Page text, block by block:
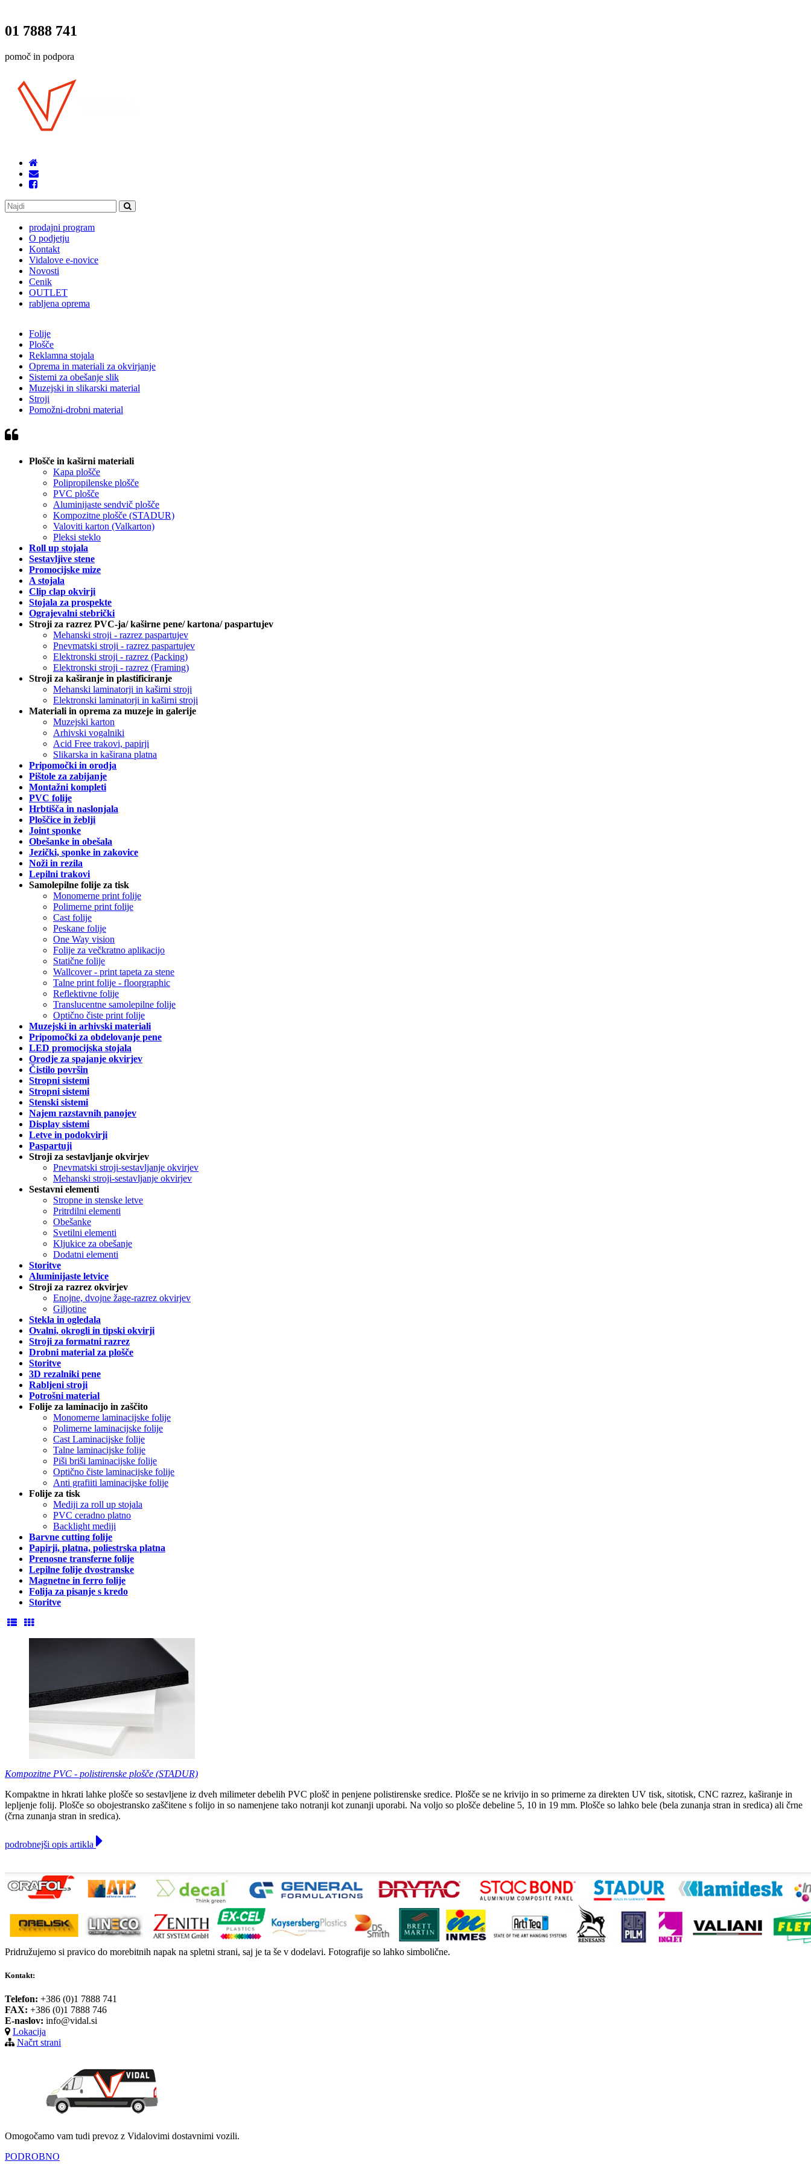
01 7888 741
pomoč in podpora
prodajni program
O podjetju
Kontakt
Vidalove e-novice
Novosti
Cenik
OUTLET
rabljena oprema
Folije
Plošče
Reklamna stojala
Oprema in materiali za okvirjanje
Sistemi za obešanje slik
Muzejski in slikarski material
Stroji
Pomožni-drobni material
Plošče in kaširni materiali
Kapa plošče
Polipropilenske plošče
PVC plošče
Aluminijaste sendvič plošče
Kompozitne plošče (STADUR)
Valoviti karton (Valkarton)
Pleksi steklo
Roll up stojala
Sestavljive stene
Promocijske mize
A stojala
Clip clap okvirji
Stojala za prospekte
Ograjevalni stebrički
Stroji za razrez PVC-ja/ kaširne pene/ kartona/ paspartujev
Mehanski stroji - razrez paspartujev
Pnevmatski stroji - razrez paspartujev
Elektronski stroji - razrez (Packing)
Elektronski stroji - razrez (Framing)
Stroji za kaširanje in plastificiranje
Mehanski laminatorji in kaširni stroji
Elektronski laminatorji in kaširni stroji
Materiali in oprema za muzeje in galerije
Muzejski karton
Arhivski vogalniki
Acid Free trakovi, papirji
Slikarska in kaširana platna
Pripomočki in orodja
Pištole za zabijanje
Montažni kompleti
PVC folije
Hrbtišča in naslonjala
Ploščice in žeblji
Joint sponke
Obešanke in obešala
Jezički, sponke in zakovice
Noži in rezila
Lepilni trakovi
Samolepilne folije za tisk
Monomerne print folije
Polimerne print folije
Cast folije
Peskane folije
One Way vision
Folije za večkratno aplikacijo
Statične folije
Wallcover - print tapeta za stene
Talne print folije - floorgraphic
Reflektivne folije
Translucentne samolepilne folije
Optično čiste print folije
Muzejski in arhivski materiali
Pripomočki za obdelovanje pene
LED promocijska stojala
Orodje za spajanje okvirjev
Čistilo površin
Stropni sistemi
Stropni sistemi
Stenski sistemi
Najem razstavnih panojev
Display sistemi
Letve in podokvirji
Paspartuji
Stroji za sestavljanje okvirjev
Pnevmatski stroji-sestavljanje okvirjev
Mehanski stroji-sestavljanje okvirjev
Sestavni elementi
Stropne in stenske letve
Pritrdilni elementi
Obešanke
Svetilni elementi
Kljukice za obešanje
Dodatni elementi
Storitve
Aluminijaste letvice
Stroji za razrez okvirjev
Enojne, dvojne žage-razrez okvirjev
Giljotine
Stekla in ogledala
Ovalni, okrogli in tipski okvirji
Stroji za formatni razrez
Drobni material za plošče
Storitve
3D rezalniki pene
Rabljeni stroji
Potrošni material
Folije za laminacijo in zaščito
Monomerne laminacijske folije
Polimerne laminacijske folije
Cast Laminacijske folije
Talne laminacijske folije
Piši briši laminacijske folije
Optično čiste laminacijske folije
Anti grafiiti laminacijske folije
Folije za tisk
Mediji za roll up stojala
PVC ceradno platno
Backlight mediji
Barvne cutting folije
Papirji, platna, poliestrska platna
Prenosne transferne folije
Lepilne folije dvostranske
Magnetne in ferro folije
Folija za pisanje s kredo
Storitve
Kompozitne PVC - polistirenske plošče (STADUR)
Kompaktne in hkrati lahke plošče so sestavljene iz dveh milimeter debelih PVC plošč in penjene polistirenske sredice. Plošče se ne krivijo in so primerne za direkten UV tisk, sitotisk, CNC razrez, kaširanje in
lepljenje folij. Plošče so obojestransko zaščitene s folijo in so namenjene tako notranji kot zunanji uporabi. Na voljo so plošče debeline 5, 10 in 19 mm. Plošče so lahko bele (bela zunanja stran in sredica) ali črne
(črna zunanja stran in sredica).
podrobnejši opis artikla
Pridružujemo si pravico do morebitnih napak na spletni strani, saj je ta še v dodelavi. Fotografije so lahko simbolične.
Kontakt:
Telefon: +386 (0)1 7888 741
FAX: +386 (0)1 7888 746
E-naslov: info@vidal.si
Lokacija
Načrt strani
Omogočamo vam tudi prevoz z Vidalovimi dostavnimi vozili.
PODROBNO